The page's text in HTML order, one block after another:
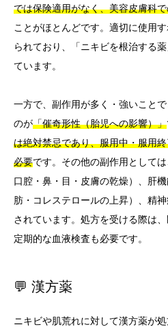
では保険適用がなく、美容皮膚科
ことがほとんどです。適切に使用
られており、「ニキビを根治する
ています。
一方で、副作用が多く・強いこと
のが「催奇形性（胎児への影響）」
は絶対禁忌であり、服用中・服用
必要です。その他の副作用として
口腔・鼻・目・皮膚の乾燥）、肝
肪・コレステロールの上昇）、精
されています。処方を受ける際は
定期的な血液検査も必要です。
💬 漢方薬
ニキビや肌荒れに対して漢方薬が